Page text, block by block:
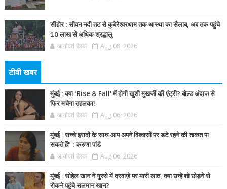
सीहोर : सीवन नदी तट से कुबेरेश्वरधाम तक आस्था का सैलाब, अब तक पहुंचे
10 लाख से अधिक श्रद्धालु
आर्यावर्त डेस्क Aug 08, 2026
टीवी खबर
मुंबई : क्या ‘Rise & Fall’ में होगी खुशी मुखर्जी की एंट्री? बोल्ड अंदाज से
फिर मचेगा तहलका!
आर्यावर्त डेस्क Aug 06, 2026
मुंबई : सच्चे इरादों के साथ आप अपने विश्वासों पर डटे रहने की ताकत पा
सकते हैं” : करुणा पांडे
आर्यावर्त डेस्क Aug 06, 2026
मुंबई : सोहेल खान ने गुस्से में दरवाज़े पर मारी लात, क्या उन्हें शो छोड़ने से
रोकने पहुंचे सलमान खान?